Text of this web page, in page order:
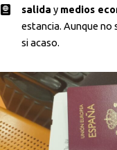
salida y medios
estancia. Aunque
si acaso.